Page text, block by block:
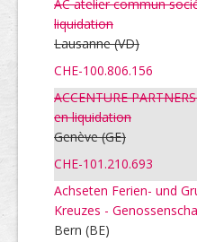
AC atelier commun
liquidation
Lausanne(VD)
CHE-100.806.156
ACCENTURE
en liquidation
Genève(GE)
CHE-101.210.693
Achseten Ferien- und
Kreuzes -
Bern (BE)